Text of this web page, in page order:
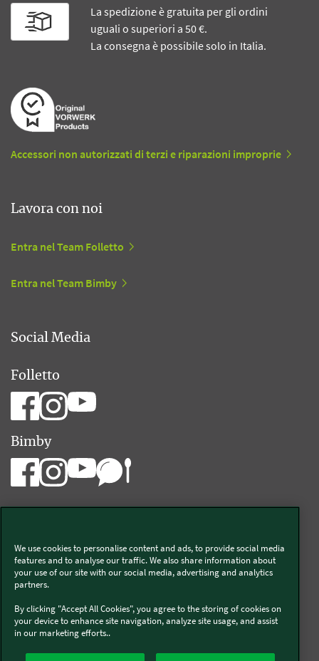
La spedizione è gratuita per gli ordini
uguali o superiori a 50 €.
La consegna è possibile solo in Italia.
Accessori non autorizzati di terzi e riparazioni improprie
Lavora con noi
Entra nel Team Folletto
Entra nel Team Bimby
Social Media
Folletto
Bimby
Vorwerk Italia s.a.s. di Vorwerk Management s.r.l.
C.F. e P.Iva 00793630153
Chi siamo
Informativa Privacy & Cookies
Licenza dati ai sensi del Regolamento UE-2023/2854
Condizioni Generali di Vendita
We use cookies to personalise content and ads, to provide social media
features and to analyse our traffic. We also share information about
your use of our site with our social media, advertising and analytics
partners.
By clicking "Accept All Cookies", you agree to the storing of cookies on
your device to enhance site navigation, analyze site usage, and assist
in our marketing efforts..